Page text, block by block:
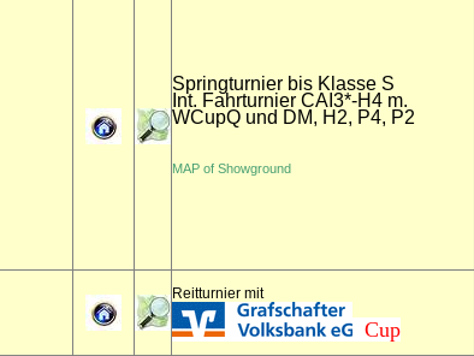
Springturnier bis Klasse S
Int. Fahrturnier CAI3*-H4 m.
WCupQ und DM, H2, P4, P2
MAP of Showground
Reitturnier mit
Cup